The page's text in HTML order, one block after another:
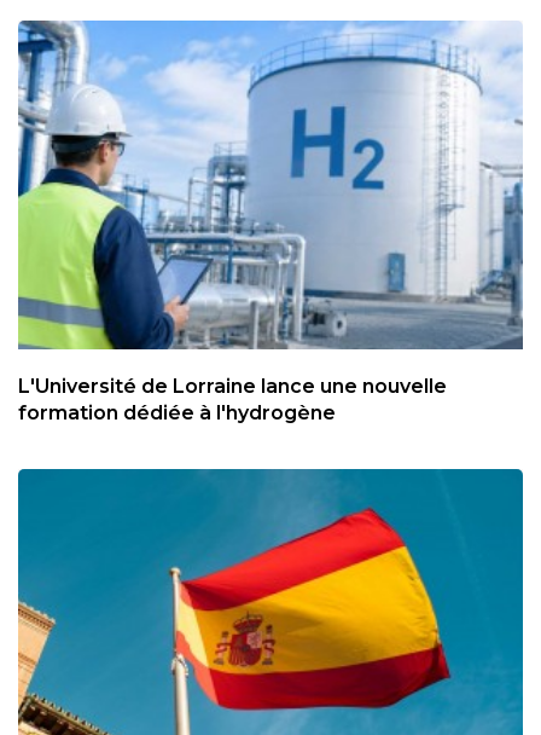
L'Université de Lorraine lance une nouvelle
formation dédiée à l'hydrogène